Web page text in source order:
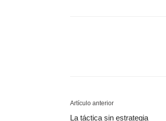
Artículo anterior
La táctica sin estrategia